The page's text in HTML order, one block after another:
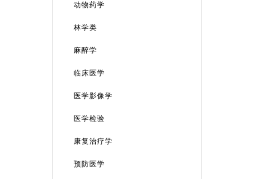
动物药学
林学类
麻醉学
临床医学
医学影像学
医学检验
康复治疗学
预防医学